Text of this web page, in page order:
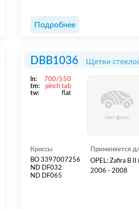
Подробнее
DBB1036 Щетки
ln:
700/550
tm:
pinch tab
tw:
flat
Кроссы
BO 3397007256
ND DF032
ND DF065
Применяется
OPEL: Zafira B II (A05) 2005 - 2015 CITROEN: C5 (RE)
2006 - 2008